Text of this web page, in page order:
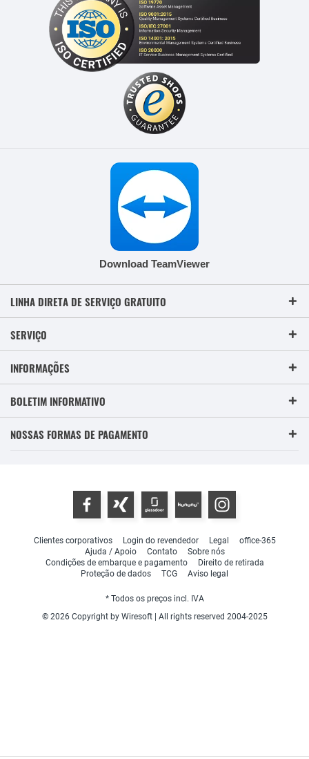
Download TeamViewer
LINHA DIRETA DE SERVIÇO GRATUITO
SERVIÇO
INFORMAÇÕES
BOLETIM INFORMATIVO
NOSSAS FORMAS DE PAGAMENTO
Clientes corporativos Login do revendedor Legal
office-365
Ajuda / Apoio
Contato
Sobre nós
Condições de embarque e pagamento
Direito de retirada
Proteção de dados
TCG Aviso legal
* Todos os preços incl. IVA
© 2026 Copyright by Wiresoft | All rights reserved 2004-2025